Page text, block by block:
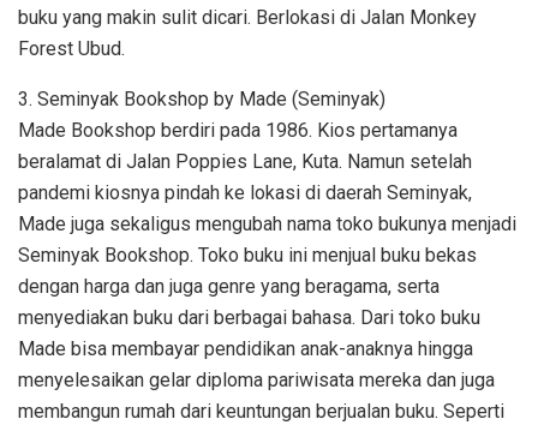
buku yang makin sulit dicari. Berlokasi di Jalan Monkey
Forest Ubud.
3. Seminyak Bookshop by Made (Seminyak)
Made Bookshop berdiri pada 1986. Kios pertamanya
beralamat di Jalan Poppies Lane, Kuta. Namun setelah
pandemi kiosnya pindah ke lokasi di daerah Seminyak,
Made juga sekaligus mengubah nama toko bukunya menjadi
Seminyak Bookshop. Toko buku ini menjual buku bekas
dengan harga dan juga genre yang beragama, serta
menyediakan buku dari berbagai bahasa. Dari toko buku
Made bisa membayar pendidikan anak-anaknya hingga
menyelesaikan gelar diploma pariwisata mereka dan juga
membangun rumah dari keuntungan berjualan buku. Seperti